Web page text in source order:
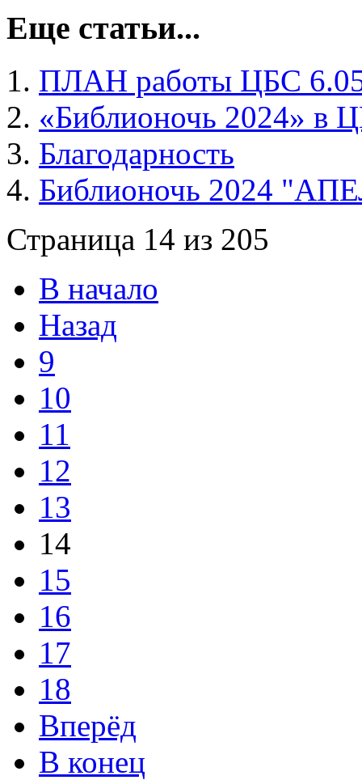
Еще статьи...
ПЛАН работы ЦБС
«Библионочь 2024» в
Благодарность
Библионочь 2024
Страница 14 из 205
В начало
Назад
9
10
11
12
13
14
15
16
17
18
Вперёд
В конец